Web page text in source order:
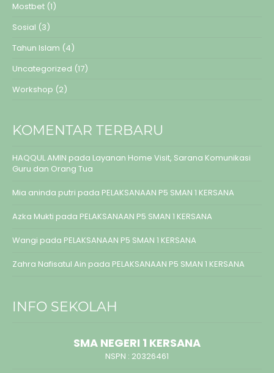
Mostbet (1)
Sosial (3)
Tahun Islam (4)
Uncategorized (17)
Workshop (2)
KOMENTAR TERBARU
HAQQUL AMIN pada Layanan Home Visit, Sarana Komunikasi
Guru dan Orang Tua
Mia aninda putri pada PELAKSANAAN P5 SMAN 1 KERSANA
Azka Mukti pada PELAKSANAAN P5 SMAN 1 KERSANA
Wangi pada PELAKSANAAN P5 SMAN 1 KERSANA
Zahra Nafisatul Ain pada PELAKSANAAN P5 SMAN 1 KERSANA
INFO SEKOLAH
SMA NEGERI 1 KERSANA
NSPN : 20326461